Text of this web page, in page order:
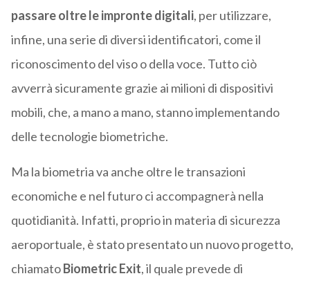
passare oltre le impronte digitali, per utilizzare,
infine, una serie di diversi identificatori, come il
riconoscimento del viso o della voce. Tutto ciò
avverrà sicuramente grazie ai milioni di dispositivi
mobili, che, a mano a mano, stanno implementando
delle tecnologie biometriche.
Ma la biometria va anche oltre le transazioni
economiche e nel futuro ci accompagnerà nella
quotidianità. Infatti, proprio in materia di sicurezza
aeroportuale, è stato presentato un nuovo progetto,
chiamatoBiometric Exit, il quale prevede di